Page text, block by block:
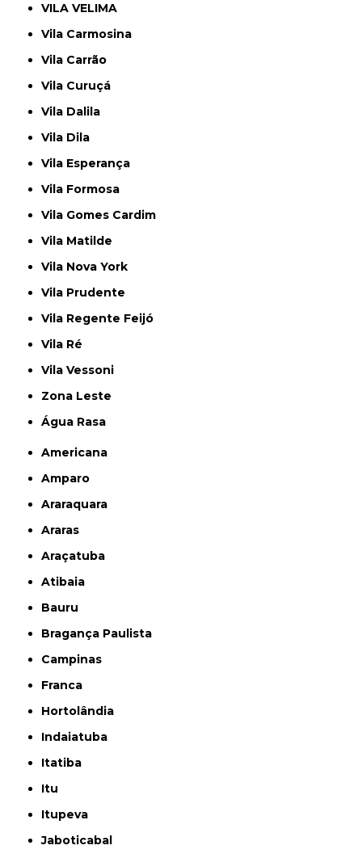
VILA VELIMA
Vila Carmosina
Vila Carrão
Vila Curuçá
Vila Dalila
Vila Dila
Vila Esperança
Vila Formosa
Vila Gomes Cardim
Vila Matilde
Vila Nova York
Vila Prudente
Vila Regente Feijó
Vila Ré
Vila Vessoni
Zona Leste
Água Rasa
Americana
Amparo
Araraquara
Araras
Araçatuba
Atibaia
Bauru
Bragança Paulista
Campinas
Franca
Hortolândia
Indaiatuba
Itatiba
Itu
Itupeva
Jaboticabal